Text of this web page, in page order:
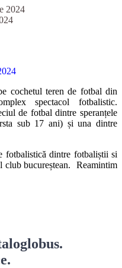
2024
cochetul teren de fotbal din
spectacol fotbalistic.
de fotbal dintre speranțele
sub 17 ani) și una dintre
fotbalistică dintre fotbaliștii si
bucureștean. Reamintim